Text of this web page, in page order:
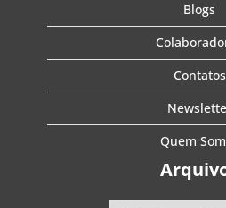
Blogs
Contatos
Quem